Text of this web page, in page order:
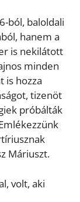
ból, baloldali
hanem a
is nekilátott
minden
is hozza
tizenöt
próbálták
Máriuszt.
volt, aki